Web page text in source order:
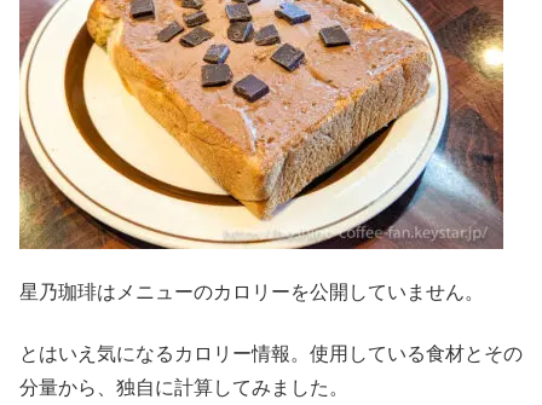
星乃珈琲はメニューのカロリーを公開していません。
とはいえ気になるカロリー情報。使用している食材とその
分量から、独自に計算してみました。